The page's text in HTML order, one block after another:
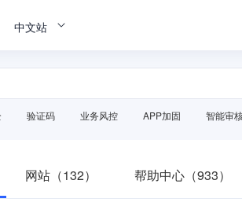
中文站
验证码 业务风控 APP加固 智能审
网站（132） 帮助中心（933）